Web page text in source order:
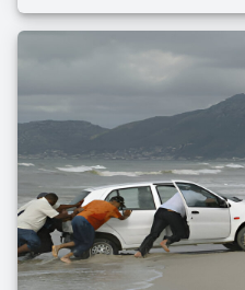
devastados, como
Yucatán y Quintana Roo